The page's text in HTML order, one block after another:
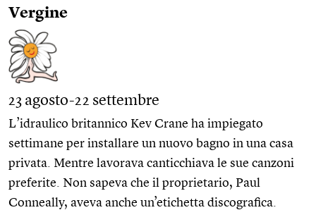
Vergine
23 agosto-22 settembre
L’idraulico britannico Kev Crane ha impiegato
settimane per installare un nuovo bagno in una casa
privata. Mentre lavorava canticchiava le sue canzoni
preferite. Non sapeva che il proprietario, Paul
Conneally, aveva anche un’etichetta discografica.